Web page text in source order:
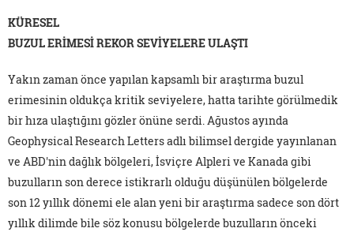
KÜRESEL
BUZUL ERİMESİ REKOR SEVİYELERE ULAŞTI
Yakın zaman önce yapılan kapsamlı bir araştırma buzul
erimesinin oldukça kritik seviyelere, hatta tarihte görülmedik
bir hıza ulaştığını gözler önüne serdi. Ağustos ayında
Geophysical Research Letters adlı bilimsel dergide yayınlanan
ve ABD'nin dağlık bölgeleri, İsviçre Alpleri ve Kanada gibi
buzulların son derece istikrarlı olduğu düşünülen bölgelerde
son 12 yıllık dönemi ele alan yeni bir araştırma sadece son dört
yıllık dilimde bile söz konusu bölgelerde buzulların önceki